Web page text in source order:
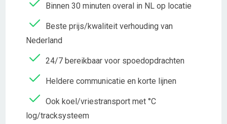
Binnen 30 minuten overal in NL op locatie
Beste prijs/kwaliteit verhouding van
Nederland
24/7 bereikbaar voor spoedopdrachten
Heldere communicatie en korte lijnen
Ook koel/vriestransport met °C
log/tracksysteem